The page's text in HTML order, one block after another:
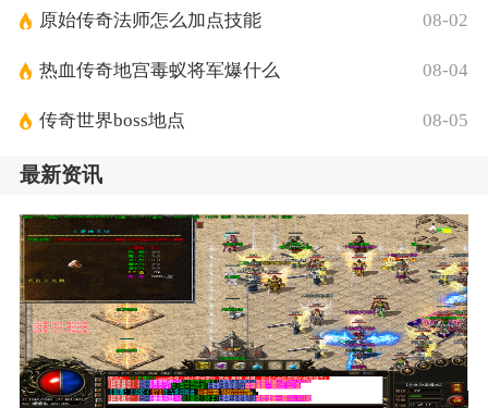
原始传奇法师怎么加点技能 08-02
热血传奇地宫毒蚁将军爆什么 08-04
传奇世界boss地点 08-05
最新资讯